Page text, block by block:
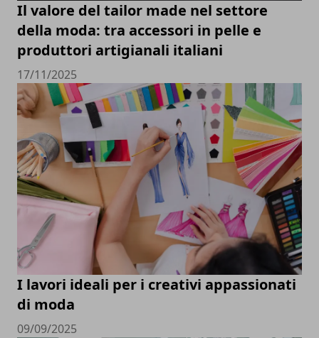
Il valore del tailor made nel settore
della moda: tra accessori in pelle e
produttori artigianali italiani
17/11/2025
I lavori ideali per i creativi appassionati
di moda
09/09/2025